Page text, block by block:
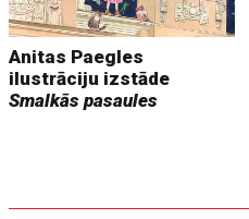
Anitas Paegles
ilustrāciju izstāde
Smalkās pasaules